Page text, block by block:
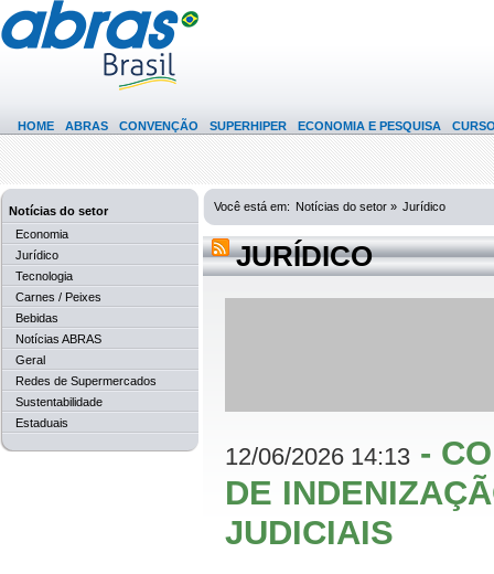
HOME ABRAS CONVENÇÃO SUPERHIPER ECONOMIA E PESQUISA
Notícias do setor
Economia
Jurídico
Tecnologia
Carnes / Peixes
Bebidas
Notícias ABRAS
Geral
Redes de Supermercados
Sustentabilidade
Estaduais
Você está em: Notícias do setor » Jurídico
JURÍDICO
12/06/2026 14:13 -
DE
JUDICIAIS